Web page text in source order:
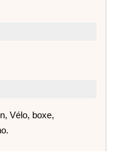
Vélo, boxe,